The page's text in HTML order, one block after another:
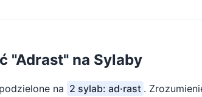
"Adrast" na Sylaby
na 2 sylab: ad·rast .